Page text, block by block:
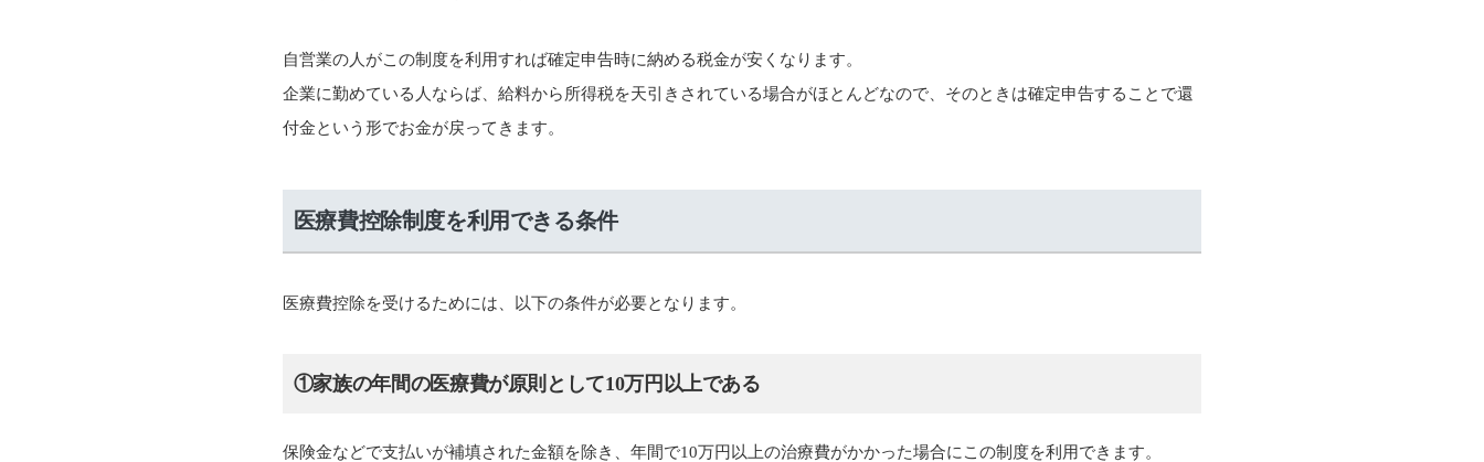
自営業の人がこの制度を利用すれば確定申告時に納める税金が安くなります。
企業に勤めている人ならば、給料から所得税を天引きされている場合がほとんどなので、そのときは確定申告することで還
付金という形でお金が戻ってきます。
医療費控除制度を利用できる条件
医療費控除を受けるためには、以下の条件が必要となります。
①家族の年間の医療費が原則として10万円以上である
保険金などで支払いが補填された金額を除き、年間で10万円以上の治療費がかかった場合にこの制度を利用できます。